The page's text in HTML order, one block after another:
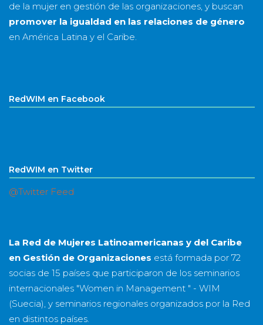
de la mujer en gestión de las organizaciones, y buscan
promover la igualdad en las relaciones de género
en América Latina y el Caribe.
RedWIM en Facebook
RedWIM en Twitter
@Twitter Feed
La Red de Mujeres Latinoamericanas y del Caribe
en Gestión de Organizaciones está formada por 72
socias de 15 países que participaron de los seminarios
internacionales "Women in Management " - WIM
(Suecia), y seminarios regionales organizados por la Red
en distintos países.